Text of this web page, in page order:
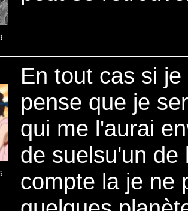
En tout cas si
pense que je
qui me l'aurai
de suelsu'un
compte la je ne